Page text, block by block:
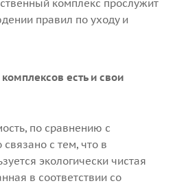
комплекс прослужит
правил по уходу и
есть и свои
по сравнению с
с тем, что в
экологически чистая
в соответствии со